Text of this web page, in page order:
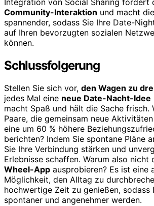
Integration von Social Sharing fördert
Community-Interaktion und macht
spannender, sodass Sie Ihre Date-
auf Ihren bevorzugten sozialen
können.
Schlussfolgerung
Stellen Sie sich vor, den Wagen zu
jedes Mal eine neue Date-Nacht-Idee
macht Spaß und hält die Sache frisch.
Paare, die gemeinsam neue
eine um 60 % höhere
berichten? Indem Sie spontane Pläne
Sie Ihre Verbindung stärken und
Erlebnisse schaffen. Warum also nicht
Wheel-App ausprobieren? Es ist eine
Möglichkeit, den Alltag zu
hochwertige Zeit zu genießen, sodass
spontaner und angenehmer werden.